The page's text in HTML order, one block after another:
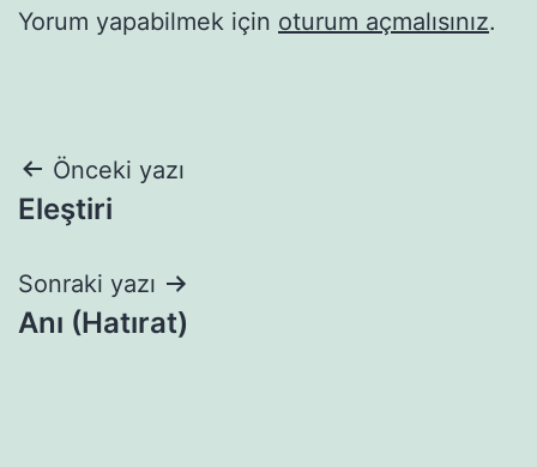
Yorum yapabilmek için oturum açmalısınız.
Yazı
gezinmesi
Önceki yazı
Eleştiri
Sonraki yazı
Anı (Hatırat)